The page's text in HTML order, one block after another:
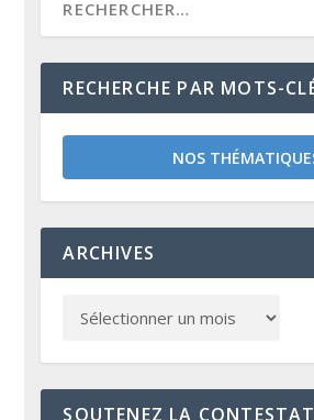
RECHERCHE PAR MOTS-
NOS
ARCHIVES
SOUTENEZ LA